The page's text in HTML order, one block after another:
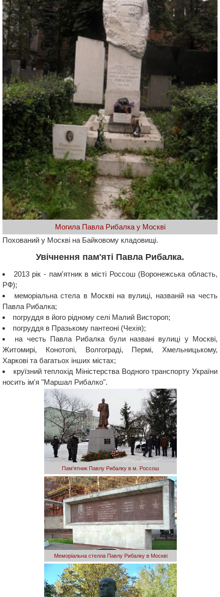
Могила Павла Рибалка у Москві
Похований у Москві на Байковому кладовищі.
Увічнення пам'яті Павла Рибалка.
2013 рік - пам'ятник в місті Россош (Воронежська область,
РФ);
меморіальна стела в Москві на вулиці, названій на честь
Павла Рибалка;
погруддя в його рідному селі Малий Вистороп;
погруддя в Празькому пантеоні (Чехія);
на честь Павла Рибалка були названі вулиці у Москві,
Житомирі, Конотопі, Волгограді, Пермі, Хмельницькому,
Харкові та багатьох інших містах;
круїзний теплохід Міністерства Водного транспорту України
носить ім'я "Маршал Рибалко".
Пам'ятник Павлу Рибалку в м. Россош
Меморіальна стелла Павлу Рибалку в Москві